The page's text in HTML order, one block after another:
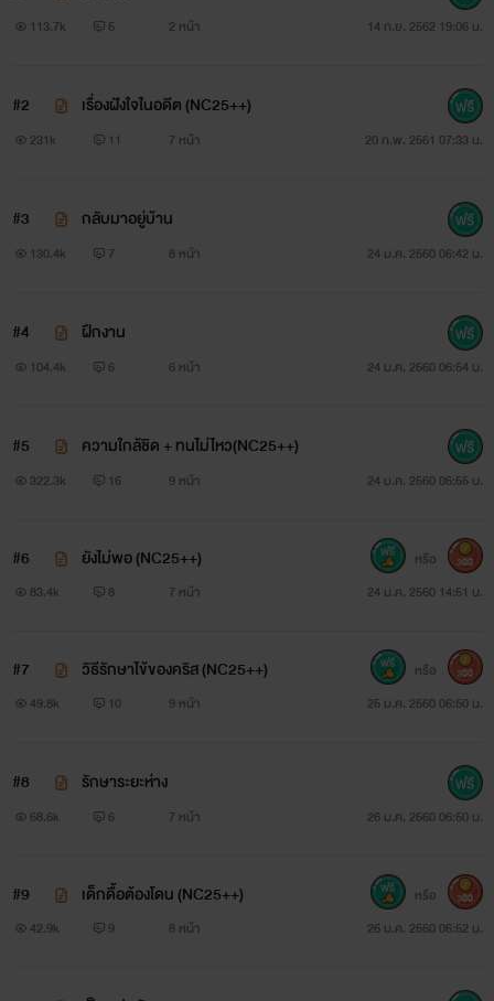
113.7k 5 2 หน้า 14 ก.ย. 2562 19:06 น.
#2 เรื่องฝังใจในอดีต (NC25++)
231k 11 7 หน้า 20 ก.พ. 2561 07:33 น.
#3 กลับมาอยู่บ้าน
130.4k 7 8 หน้า 24 ม.ค. 2560 06:42 น.
#4 ฝึกงาน
104.4k 6 6 หน้า 24 ม.ค. 2560 06:54 น.
#5 ความใกล้ชิด + ทนไม่ไหว(NC25++)
322.3k 16 9 หน้า 24 ม.ค. 2560 06:55 น.
#6 ยังไม่พอ (NC25++)
83.4k 8 7 หน้า 24 ม.ค. 2560 14:51 น.
หรือ 300
#7 วิธีรักษาไข้ของคริส (NC25++)
49.8k 10 9 หน้า 25 ม.ค. 2560 06:50 น.
หรือ 300
#8 รักษาระยะห่าง
68.6k 6 7 หน้า 26 ม.ค. 2560 06:50 น.
#9 เด็กดื้อต้องโดน (NC25++)
42.9k 9 8 หน้า 26 ม.ค. 2560 06:52 น.
หรือ 300